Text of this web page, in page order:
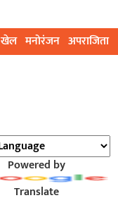
खेल मनोरंजन अपराजिता
Powered by
Translate